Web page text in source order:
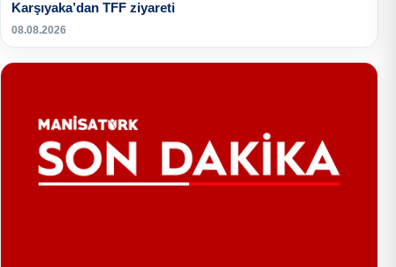
Karşıyaka’dan TFF ziyareti
08.08.2026